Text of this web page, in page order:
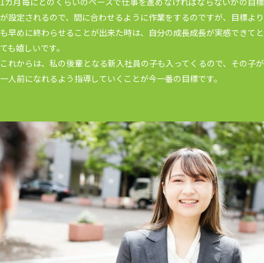
が設定されるので、間に合わせるように作業をするのですが、目標より
も早めに終わらせることが出来た時は、自分の成長成長が実感できてと
ても嬉しいです。
これからは、私の後輩となる新入社員の子も入ってくるので、その子が
一人前になれるよう指導していくことが今一番の目標です。